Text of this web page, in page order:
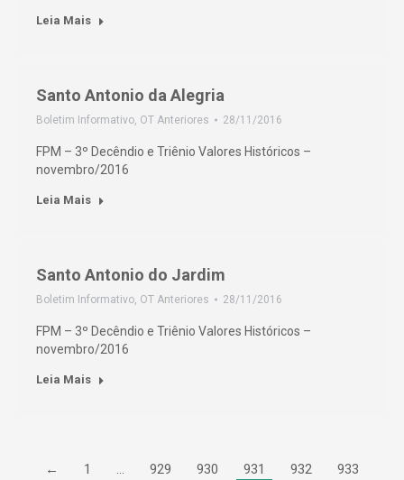
Leia Mais
Santo Antonio da Alegria
Boletim Informativo, OT Anteriores 28/11/2016
FPM – 3º Decêndio e Triênio Valores Históricos –
novembro/2016
Leia Mais
Santo Antonio do Jardim
Boletim Informativo, OT Anteriores 28/11/2016
FPM – 3º Decêndio e Triênio Valores Históricos –
novembro/2016
Leia Mais
← 1 … 929 930 931 932
933